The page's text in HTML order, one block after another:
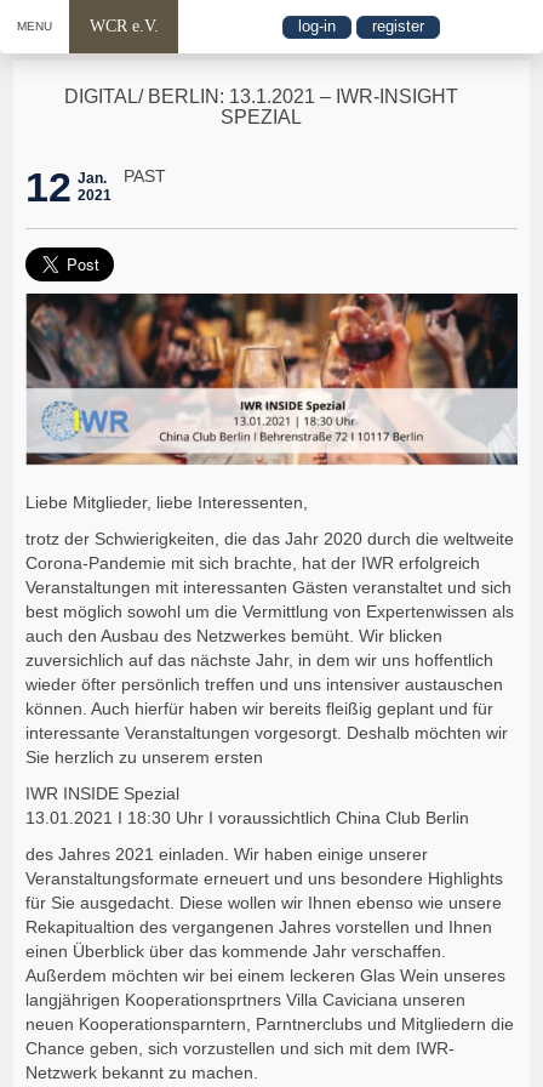
MENU WCR e.V. log-in register
DIGITAL/ BERLIN: 13.1.2021 – IWR-INSIGHT
SPEZIAL
12 Jan.
2021
PAST
Liebe Mitglieder, liebe Interessenten,
trotz der Schwierigkeiten, die das Jahr 2020 durch die weltweite
Corona-Pandemie mit sich brachte, hat der IWR erfolgreich
Veranstaltungen mit interessanten Gästen veranstaltet und sich
best möglich sowohl um die Vermittlung von Expertenwissen als
auch den Ausbau des Netzwerkes bemüht. Wir blicken
zuversichlich auf das nächste Jahr, in dem wir uns hoffentlich
wieder öfter persönlich treffen und uns intensiver austauschen
können. Auch hierfür haben wir bereits fleißig geplant und für
interessante Veranstaltungen vorgesorgt. Deshalb möchten wir
Sie herzlich zu unserem ersten
IWR INSIDE Spezial
13.01.2021 I 18:30 Uhr I voraussichtlich China Club Berlin
des Jahres 2021 einladen. Wir haben einige unserer
Veranstaltungsformate erneuert und uns besondere Highlights
für Sie ausgedacht. Diese wollen wir Ihnen ebenso wie unsere
Rekapitualtion des vergangenen Jahres vorstellen und Ihnen
einen Überblick über das kommende Jahr verschaffen.
Außerdem möchten wir bei einem leckeren Glas Wein unseres
langjährigen Kooperationsprtners Villa Caviciana unseren
neuen Kooperationsparntern, Parntnerclubs und Mitgliedern die
Chance geben, sich vorzustellen und sich mit dem IWR-
Netzwerk bekannt zu machen.